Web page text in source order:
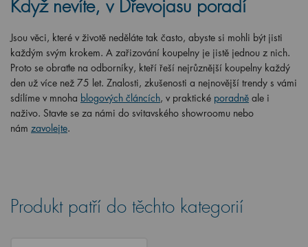
Když nevíte, v Dřevojasu poradí
Jsou věci, které v životě neděláte tak často, abyste si mohli být jisti
každým svým krokem. A zařizování koupelny je jistě jednou z nich.
Proto se obraťte na odborníky, kteří řeší nejrůznější koupelny každý
den už více než 75 let. Znalosti, zkušenosti a nejnovější trendy s vámi
sdílíme v mnoha blogových článcích, v praktické poradně ale i
naživo. Stavte se za námi do svitavského showroomu nebo
nám zavolejte.
Produkt patří do těchto kategorií